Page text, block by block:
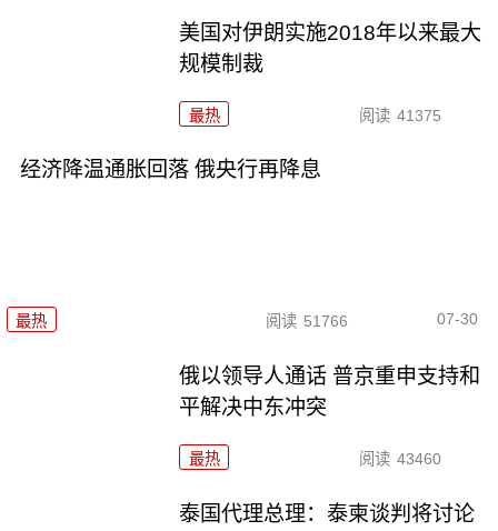
美国对伊朗实施2018年以来最大
规模制裁
最热 阅读 41375
经济降温通胀回落 俄央行再降息
最热 阅读 51766 07-30
俄以领导人通话 普京重申支持和
平解决中东冲突
最热 阅读 43460
泰国代理总理：泰柬谈判将讨论